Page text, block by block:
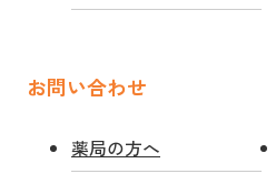
お問い合わせ
薬局の方へ